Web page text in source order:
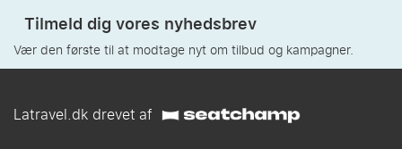
Tilmeld dig vores nyhedsbrev
Vær den første til at modtage nyt om tilbud og kampagner.
Latravel.dk drevet af